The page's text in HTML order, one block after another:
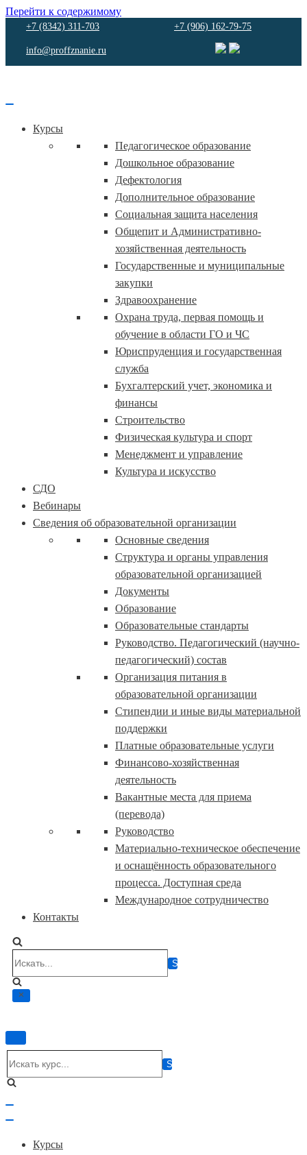
Перейти к содержимому
+7 (8342) 311-703 +7 (906) 162-79-75
info@proffznanie.ru
Курсы
Педагогическое образование
Дошкольное образование
Дефектология
Дополнительное образование
Социальная защита населения
Общепит и Административно-
хозяйственная деятельность
Государственные и муниципальные
закупки
Здравоохранение
Охрана труда, первая помощь и
обучение в области ГО и ЧС
Юриспруденция и государственная
служба
Бухгалтерский учет, экономика и
финансы
Строительство
Физическая культура и спорт
Менеджмент и управление
Культура и искусство
СДО
Вебинары
Сведения об образовательной организации
Основные сведения
Структура и органы управления
образовательной организацией
Документы
Образование
Образовательные стандарты
Руководство. Педагогический (научно-
педагогический) состав
Организация питания в
образовательной организации
Стипендии и иные виды материальной
поддержки
Платные образовательные услуги
Финансово-хозяйственная
деятельность
Вакантные места для приема
(перевода)
Руководство
Материально-техническое обеспечение
и оснащённость образовательного
процесса. Доступная среда
Международное сотрудничество
Контакты
Показать/
Скрыть
навигацию
Скрыть
Курсы